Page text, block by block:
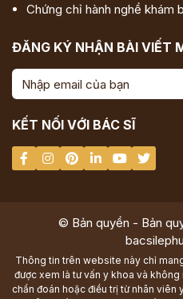
Chứng chỉ hành nghề khám
ĐĂNG KÝ NHẬN BÀI VIẾT
KẾT NỐI VỚI BÁC SĨ
© Bản quyền - Bản
Thông tin trên website này chỉ
được xem là tư vấn y khoa và
chẩn đoán hoặc điều trị từ nhân viên